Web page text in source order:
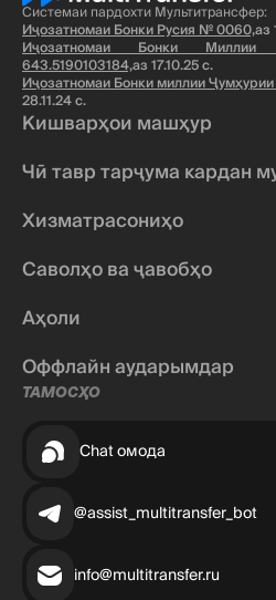
Системаи пардохти Мультитрансфер:
Иҷозатномаи Бонки Русия № 0060,аз
Иҷозатномаи Бонки
643.5190103184,аз 17.10.25 с.
Иҷозатномаи Бонки миллии
28.11.24 с.
Кишварҳои машҳур
Чӣ тавр тарҷума кардан
Хизматрасониҳо
Саволҳо ва ҷавобҳо
Аҳоли
Оффлайн аударымдар
ТАМОСҲО
Chat омода
@assist_multitransfer_bot
info@multitransfer.ru